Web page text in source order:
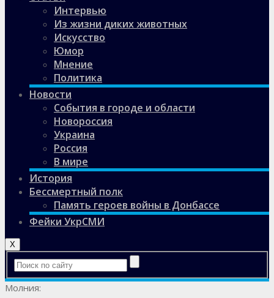
Интервью
Из жизни диких животных
Искусство
Юмор
Мнение
Политика
Новости
События в городе и области
Новороссия
Украина
Россия
В мире
История
Бессмертный полк
Память героев войны в Донбассе
Фейки УкрСМИ
X
Молния: